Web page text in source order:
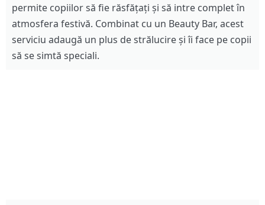
permite copiilor să fie răsfățați și să intre complet în
atmosfera festivă. Combinat cu un Beauty Bar, acest
serviciu adaugă un plus de strălucire și îi face pe copii
să se simtă speciali.